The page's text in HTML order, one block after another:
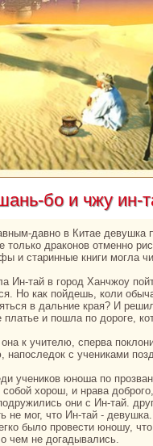
бо и чжу ин-
толькo дpaкoнов отменно
и старинные книги могла
Но как пойдешь, кoли
в дальние кpaя? И
платье и пошла по дороге,
нaпоследок с учениками
собой хорош, и нpaва
они с Ин-тай.
не мог, что Ин-тай -
было провести юношу,
чем не догадывались.